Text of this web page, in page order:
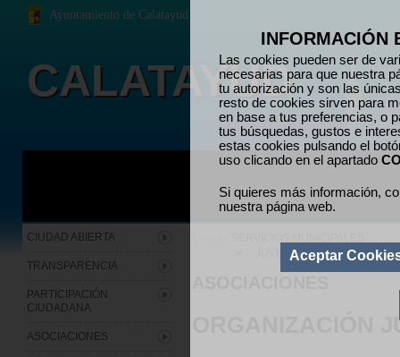
INFORMACIÓN
Las cookies pueden ser de
necesarias para que nuestra
tu autorización y son las
resto de cookies sirven para
en base a tus preferencias, o
tus búsquedas, gustos e
estas cookies pulsando el
uso clicando en el apartado
Si quieres más información,
nuestra página web.
Aceptar
ORGANIZACIÓN
JUVENTUD
CIUDAD ABIERTA
TRANSPARENCIA
PARTICIPACIÓN
CIUDADANA
ASOCIACIONES
Ayuntamiento de Calatayud
CALATAYUD